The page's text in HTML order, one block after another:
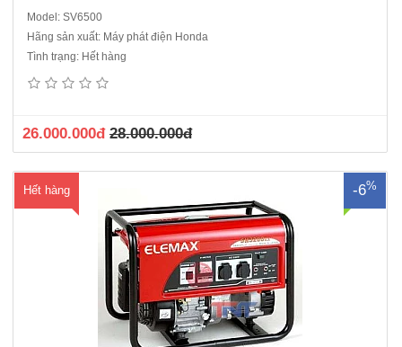
Model: SV6500
Hãng sản xuất: Máy phát điện Honda
Tình trạng: Hết hàng
26.000.000đ 28.000.000đ
Hết hàng -6%
Máy phát điện Honda ELEMAX SH6500EXSĐộng cơ Honda
SawafujiCông suất liên tục (kVA): 5.0KVACông suất dự phòng (kVA):